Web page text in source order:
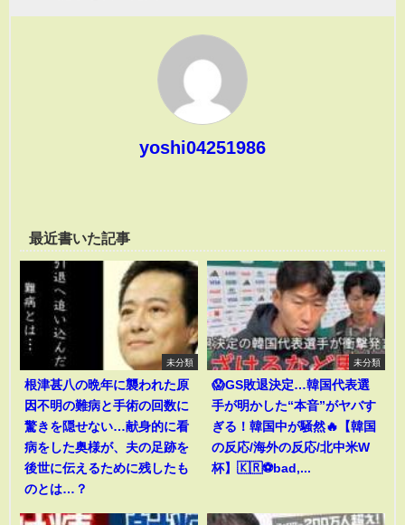
yoshi04251986
最近書いた記事
未分類
根津甚八の晩年に襲われた原
因不明の難病と手術の回数に
驚きを隠せない…献身的に看
病をした奥様が、夫の足跡を
後世に伝えるために残したも
のとは…？
未分類
😱GS敗退決定…韓国代表選
手が明かした“本音”がヤバす
ぎる！韓国中が騒然🔥【韓国
の反応/海外の反応/北中米W
杯】🇰🇷⚽bad,...